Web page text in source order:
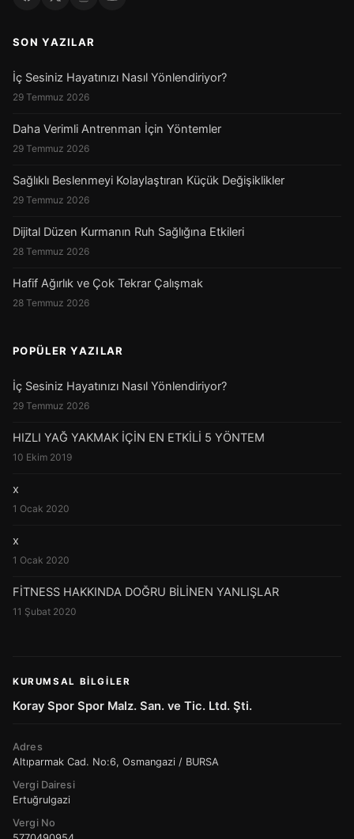
SON YAZILAR
İç Sesiniz Hayatınızı Nasıl Yönlendiriyor?
29 Temmuz 2026
Daha Verimli Antrenman İçin Yöntemler
29 Temmuz 2026
Sağlıklı Beslenmeyi Kolaylaştıran Küçük Değişiklikler
29 Temmuz 2026
Dijital Düzen Kurmanın Ruh Sağlığına Etkileri
28 Temmuz 2026
Hafif Ağırlık ve Çok Tekrar Çalışmak
28 Temmuz 2026
POPÜLER YAZILAR
İç Sesiniz Hayatınızı Nasıl Yönlendiriyor?
29 Temmuz 2026
HIZLI YAĞ YAKMAK İÇİN EN ETKİLİ 5 YÖNTEM
10 Ekim 2019
x
1 Ocak 2020
x
1 Ocak 2020
FİTNESS HAKKINDA DOĞRU BİLİNEN YANLIŞLAR
11 Şubat 2020
KURUMSAL BILGILER
Koray Spor Spor Malz. San. ve Tic. Ltd. Şti.
Adres
Altıparmak Cad. No:6, Osmangazi / BURSA
Vergi Dairesi
Ertuğrulgazi
Vergi No